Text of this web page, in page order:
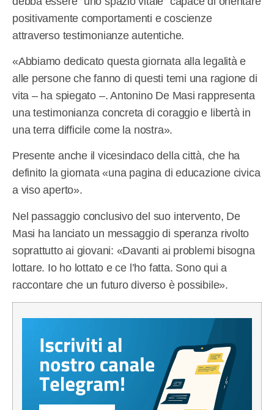
positivamente comportamenti e coscienze
attraverso testimonianze autentiche.
«Abbiamo dedicato questa giornata alla legalità e
alle persone che fanno di questi temi una ragione di
vita – ha spiegato –. Antonino De Masi rappresenta
una testimonianza concreta di coraggio e libertà in
una terra difficile come la nostra».
Presente anche il vicesindaco della città, che ha
definito la giornata «una pagina di educazione civica
a viso aperto».
Nel passaggio conclusivo del suo intervento, De
Masi ha lanciato un messaggio di speranza rivolto
soprattutto ai giovani: «Davanti ai problemi bisogna
lottare. Io ho lottato e ce l’ho fatta. Sono qui a
raccontare che un futuro diverso è possibile».